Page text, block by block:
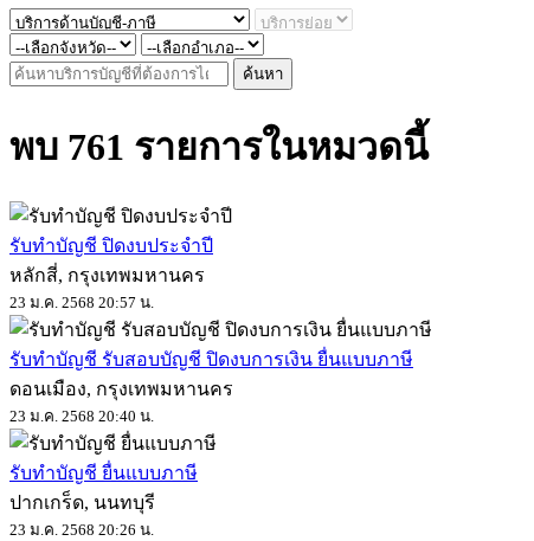
ค้นหา
พบ 761 รายการในหมวดนี้
รับทำบัญชี ปิดงบประจำปี
หลักสี่, กรุงเทพมหานคร
23 ม.ค. 2568 20:57 น.
รับทำบัญชี รับสอบบัญชี ปิดงบการเงิน ยื่นแบบภาษี
ดอนเมือง, กรุงเทพมหานคร
23 ม.ค. 2568 20:40 น.
รับทำบัญชี ยื่นแบบภาษี
ปากเกร็ด, นนทบุรี
23 ม.ค. 2568 20:26 น.